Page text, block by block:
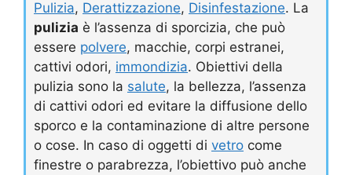
Pulizia, Derattizzazione, Disinfestazione. La
pulizia è l’assenza di sporcizia, che può
essere polvere, macchie, corpi estranei,
cattivi odori, immondizia. Obiettivi della
pulizia sono la salute, la bellezza, l’assenza
di cattivi odori ed evitare la diffusione dello
sporco e la contaminazione di altre persone
o cose. In caso di oggetti di vetro come
finestre o parabrezza, l’obiettivo può anche